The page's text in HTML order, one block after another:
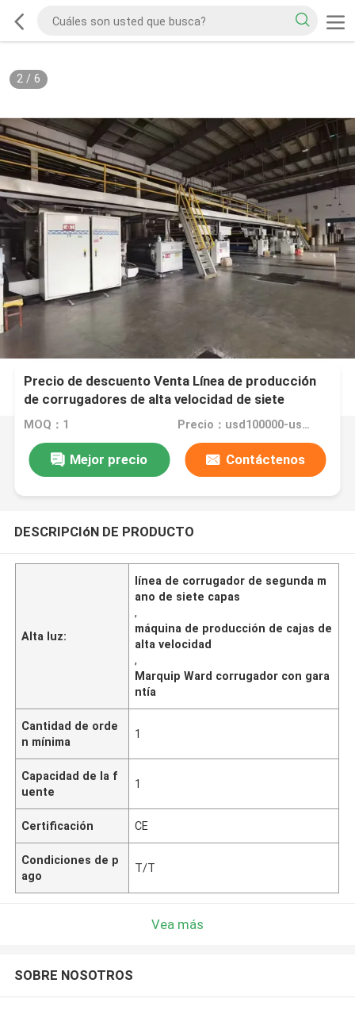
2/ 6
Precio de descuento Venta Línea de producción
de corrugadores de alta velocidad de siete
pliegues para Marquip Ward
MOQ：1 Precio：usd100000-usd000000
Mejor precio Contáctenos
DESCRIPCIóN DE PRODUCTO
Alta luz:
línea de corrugador de segunda m
ano de siete capas
,
máquina de producción de cajas de
alta velocidad
,
Marquip Ward corrugador con gara
ntía
Cantidad de orde
n mínima
1
Capacidad de la f
uente
1
Certificación CE
Condiciones de p
ago
T/T
Vea más
SOBRE NOSOTROS